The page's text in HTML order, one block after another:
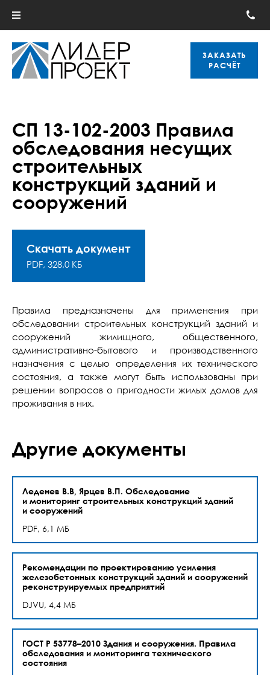
ЗАКАЗАТЬ
РАСЧЁТ
СП 13-102-2003 Правила
обследования несущих
строительных
конструкций зданий и
сооружений
Скачать документ
PDF, 328,0 КБ
Правила предназначены для применения при
обследовании строительных конструкций зданий и
сооружений жилищного, общественного,
административно-бытового и производственного
назначения с целью определения их технического
состояния, а также могут быть использованы при
решении вопросов о пригодности жилых домов для
проживания в них.
Другие документы
Леденев В.В, Ярцев В.П. Обследование
и мониторинг строительных конструкций зданий
и сооружений
PDF, 6,1 МБ
Рекомендации по проектированию усиления
железобетонных конструкций зданий и сооружений
реконструируемых предприятий
DJVU, 4,4 МБ
ГОСТ Р 53778–2010 Здания и сооружения. Правила
обследования и мониторинга технического
состояния